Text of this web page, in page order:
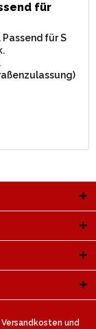
für
Passend für S
Versandkosten und